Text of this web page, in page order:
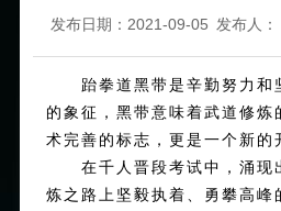
发布日期：2021-09-05 发布人：
跆拳道黑带是辛勤努力和
的象征，黑带意味着武道修炼
术完善的标志，更是一个新的
在千人晋段考试中，涌现
炼之路上坚毅执着、勇攀高峰